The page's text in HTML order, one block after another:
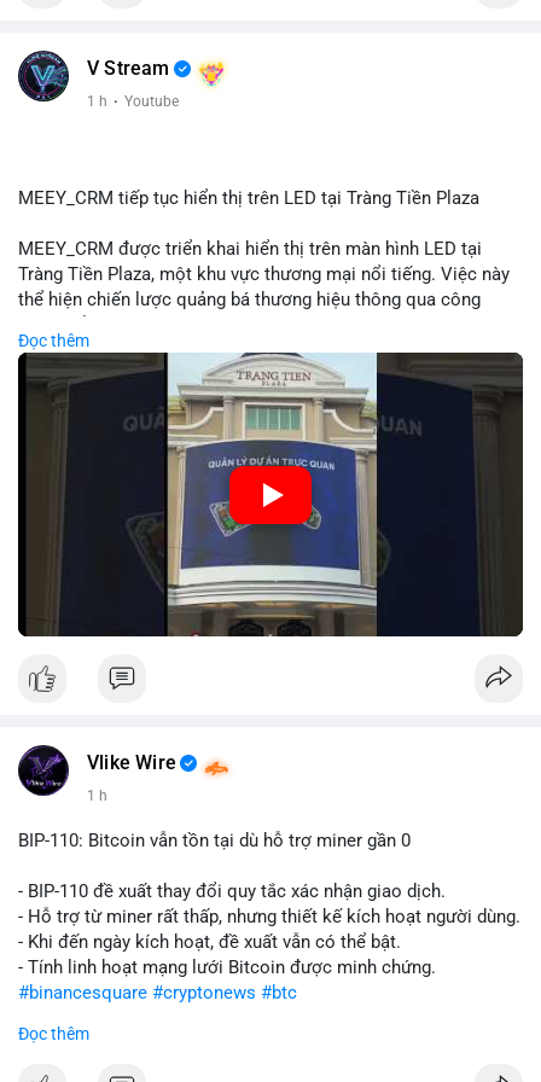
V Stream
1 h · Youtube
MEEY_CRM tiếp tục hiển thị trên LED tại Tràng Tiền Plaza
MEEY_CRM được triển khai hiển thị trên màn hình LED tại
Tràng Tiền Plaza, một khu vực thương mại nổi tiếng. Việc này
thể hiện chiến lược quảng bá thương hiệu thông qua công
lớn hàng ngày, giúp tăng cường nhận diện thương hiệu
MEEY_CRM. Mô hình này kết hợp công nghệ LED với việc đặt
sản tại điểm giao thông quan trọng.
🎥 Xem video trực tiếp tại:
Đọc thêm
Vlike Wire
1 h
BIP-110: Bitcoin vẫn tồn tại dù hỗ trợ miner gần 0
- BIP-110 đề xuất thay đổi quy tắc xác nhận giao dịch.
- Hỗ trợ từ miner rất thấp, nhưng thiết kế kích hoạt người dùng.
- Khi đến ngày kích hoạt, đề xuất vẫn có thể bật.
- Tính linh hoạt mạng lưới Bitcoin được minh chứng.
#binancesquare #cryptonews #btc
$btc
Đọc thêm